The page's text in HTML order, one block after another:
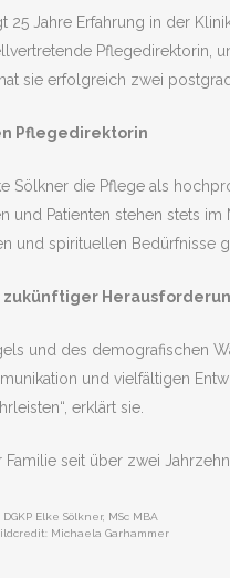
25 Jahre Erfahrung in der
Pflegedirektorin,
sie erfolgreich zwei
Pflegedirektorin
Sölkner die Pflege als
und Patienten stehen stets
und spirituellen Bedürfnisse
und des demografischen
und vielfältigen
erklärt sie.
seit über zwei
DGKP Elke Sölkner, MSc MBA
Michaela Garhammer